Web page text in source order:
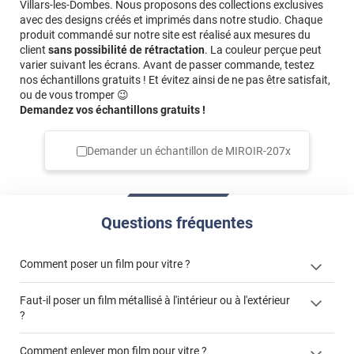
Villars-les-Dombes. Nous proposons des collections exclusives
avec des designs créés et imprimés dans notre studio. Chaque
produit commandé sur notre site est réalisé aux mesures du
client sans possibilité de rétractation. La couleur perçue peut
varier suivant les écrans. Avant de passer commande, testez
nos échantillons gratuits ! Et évitez ainsi de ne pas être satisfait,
ou de vous tromper 😉
Demandez vos échantillons gratuits !
Demander un échantillon de MIROIR-207x
Questions fréquentes
Comment poser un film pour vitre ?
Faut-il poser un film métallisé à l'intérieur ou à l'extérieur
?
Comment enlever mon film pour vitre ?